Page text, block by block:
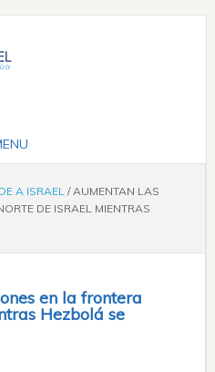
A ISRAEL /AUMENTAN LAS
DE ISRAEL MIENTRAS
en la frontera
Hezbolá se